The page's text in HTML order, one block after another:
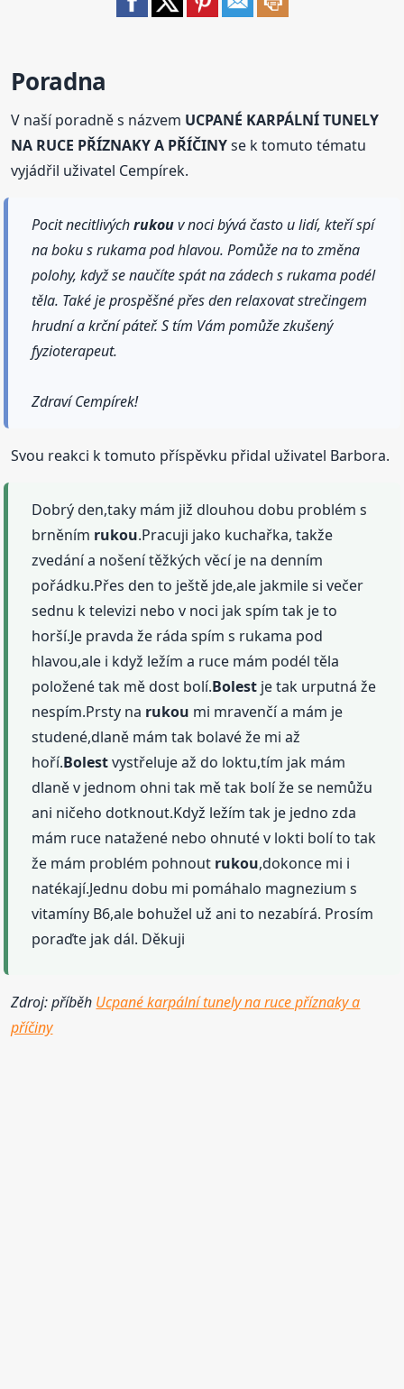
Poradna
V naší poradně s názvem UCPANÉ KARPÁLNÍ TUNELY
NA RUCE PŘÍZNAKY A PŘÍČINYse k tomuto tématu
vyjádřil uživatel Cempírek.
Pocit necitlivýchrukouv noci bývá často u lidí, kteří spí
na boku s rukama pod hlavou. Pomůže na to změna
polohy, když se naučíte spát na zádech s rukama podél
těla. Také je prospěšné přes den relaxovat strečingem
hrudní a krční páteř. S tím Vám pomůže zkušený
fyzioterapeut.
Zdraví Cempírek!
Svou reakci k tomuto příspěvku přidal uživatel Barbora.
Dobrý den,taky mám již dlouhou dobu problém s
brněním rukou.Pracuji jako kuchařka, takže
zvedání a nošení těžkých věcí je na denním
pořádku.Přes den to ještě jde,ale jakmile si večer
sednu k televizi nebo v noci jak spím tak je to
horší.Je pravda že ráda spím s rukama pod
hlavou,ale i když ležím a ruce mám podél těla
položené tak mě dost bolí.Bolest je tak urputná že
nespím.Prsty na rukou mi mravenčí a mám je
studené,dlaně mám tak bolavé že mi až
hoří.Bolestvystřeluje až do loktu,tím jak mám
dlaně v jednom ohni tak mě tak bolí že se nemůžu
ani ničeho dotknout.Když ležím tak je jedno zda
mám ruce natažené nebo ohnuté v lokti bolí to tak
že mám problém pohnout rukou,dokonce mi i
natékají.Jednu dobu mi pomáhalo magnezium s
vitamíny B6,ale bohužel už ani to nezabírá. Prosím
poraďte jak dál. Děkuji
Zdroj: příběh Ucpané karpální tunely na ruce příznaky a
příčiny